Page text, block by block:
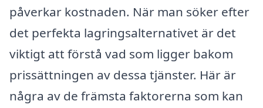
påverkar kostnaden. När man söker efter
det perfekta lagringsalternativet är det
viktigt att förstå vad som ligger bakom
prissättningen av dessa tjänster. Här är
några av de främsta faktorerna som kan